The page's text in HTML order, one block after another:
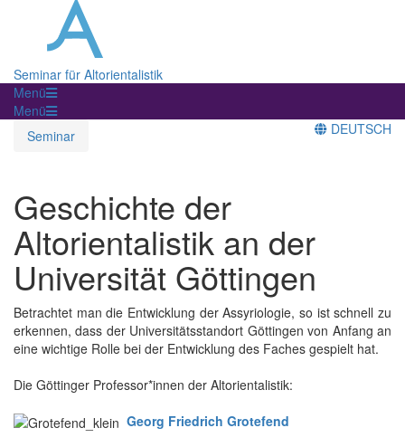
Seminar für Altorientalistik
Menü
Menü
Seminar
DEUTSCH
Geschichte der
Altorientalistik an der
Universität Göttingen
Betrachtet man die Entwicklung der Assyriologie, so ist schnell zu
erkennen, dass der Universitätsstandort Göttingen von Anfang an
eine wichtige Rolle bei der Entwicklung des Faches gespielt hat.
Die Göttinger Professor*innen der Altorientalistik:
Georg Friedrich Grotefend